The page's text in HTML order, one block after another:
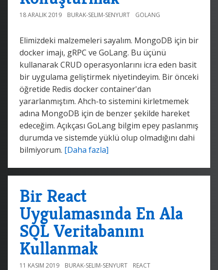
18 ARALIK 2019 BURAK-SELIM-SENYURT GOLANG
Elimizdeki malzemeleri sayalım. MongoDB için bir
docker imajı, gRPC ve GoLang. Bu üçünü
kullanarak CRUD operasyonlarını icra eden basit
bir uygulama geliştirmek niyetindeyim. Bir önceki
öğretide Redis docker container'dan
yararlanmıştım. Ahch-to sistemini kirletmemek
adına MongoDB için de benzer şekilde hareket
edeceğim. Açıkçası GoLang bilgim epey paslanmış
durumda ve sistemde yüklü olup olmadığını dahi
bilmiyorum. [Daha fazla]
Bir React
Uygulamasında En Ala
SQL Veritabanını
Kullanmak
11 KASIM 2019 BURAK-SELIM-SENYURT REACT